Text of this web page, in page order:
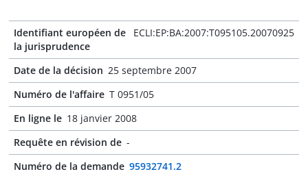
Identifiant européen de
la jurisprudence
ECLI:EP:BA:2007:T095105.20070925
Date de la décision 25 septembre 2007
Numéro de l'affaire T 0951/05
En ligne le 18 janvier 2008
Requête en révision de -
Numéro de la demande 95932741.2